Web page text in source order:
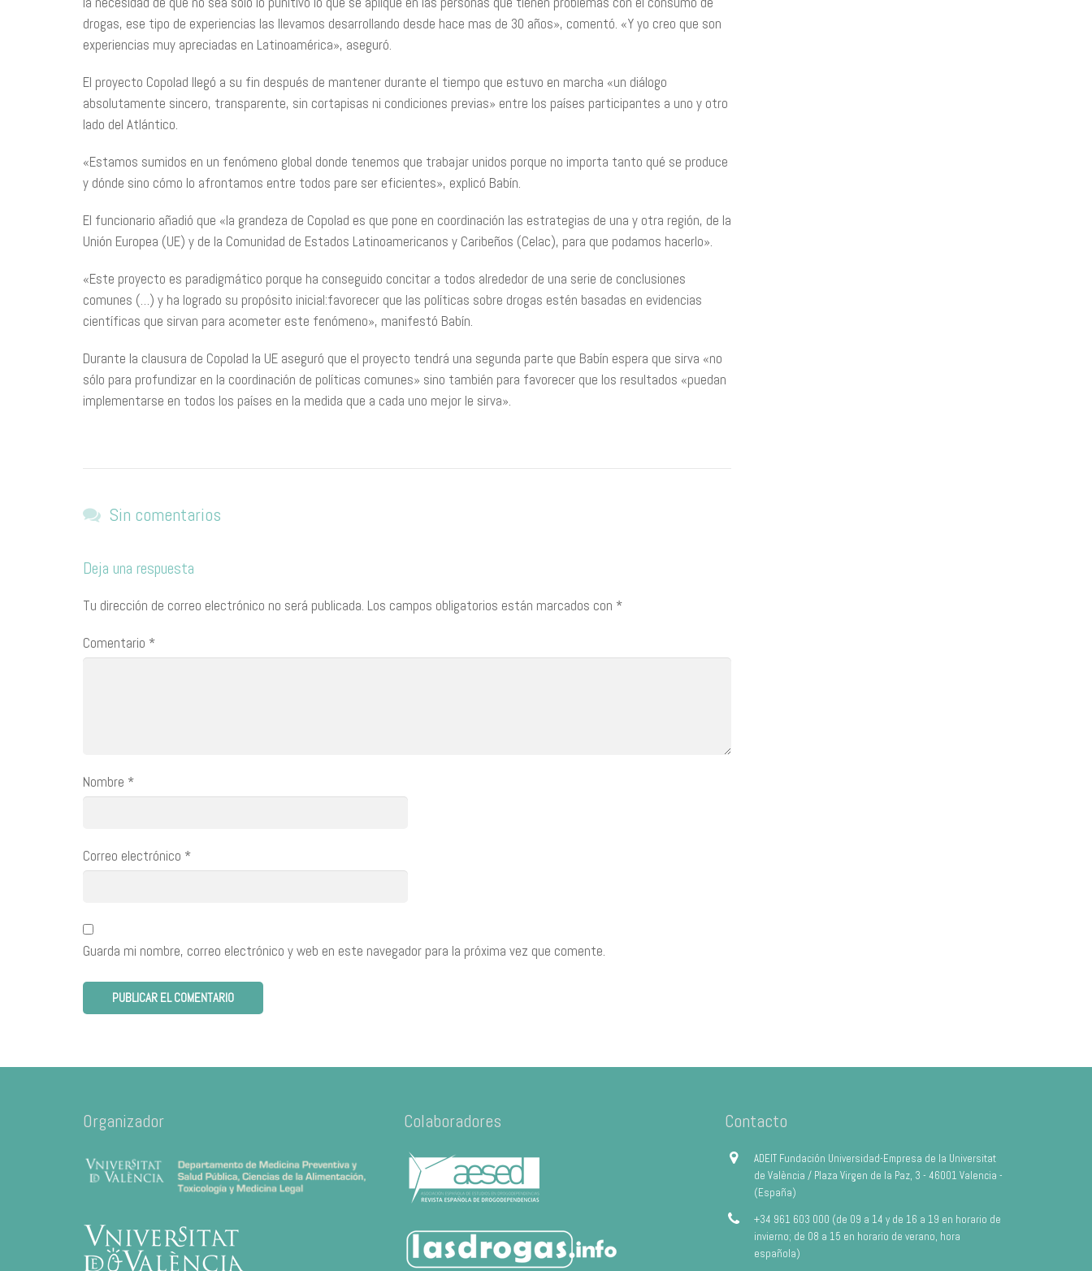
drogas, ese tipo de experiencias las llevamos desarrollando desde hace mas de 30 años», comentó. «Y yo creo que son
experiencias muy apreciadas en Latinoamérica», aseguró.
El proyecto Copolad llegó a su fin después de mantener durante el tiempo que estuvo en marcha «un diálogo
absolutamente sincero, transparente, sin cortapisas ni condiciones previas» entre los países participantes a uno y otro
lado del Atlántico.
«Estamos sumidos en un fenómeno global donde tenemos que trabajar unidos porque no importa tanto qué se produce
y dónde sino cómo lo afrontamos entre todos pare ser eficientes», explicó Babín.
El funcionario añadió que «la grandeza de Copolad es que pone en coordinación las estrategias de una y otra región, de la
Unión Europea (UE) y de la Comunidad de Estados Latinoamericanos y Caribeños (Celac), para que podamos hacerlo».
«Este proyecto es paradigmático porque ha conseguido concitar a todos alrededor de una serie de conclusiones
comunes (…) y ha logrado su propósito inicial:favorecer que las políticas sobre drogas estén basadas en evidencias
científicas que sirvan para acometer este fenómeno», manifestó Babín.
Durante la clausura de Copolad la UE aseguró que el proyecto tendrá una segunda parte que Babín espera que sirva «no
sólo para profundizar en la coordinación de políticas comunes» sino también para favorecer que los resultados «puedan
implementarse en todos los países en la medida que a cada uno mejor le sirva».
Sin comentarios
Deja una respuesta
Tu dirección de correo electrónico no será publicada. Los campos obligatorios están marcados con *
Comentario *
Nombre *
Correo electrónico *
Guarda mi nombre, correo electrónico y web en este navegador para la próxima vez que comente.
Organizador Colaboradores Contacto
ADEIT Fundación Universidad-Empresa de la Universitat
de València / Plaza Virgen de la Paz, 3 - 46001 Valencia -
(España)
+34 961 603 000 (de 09 a 14 y de 16 a 19 en horario de
invierno; de 08 a 15 en horario de verano, hora
española)